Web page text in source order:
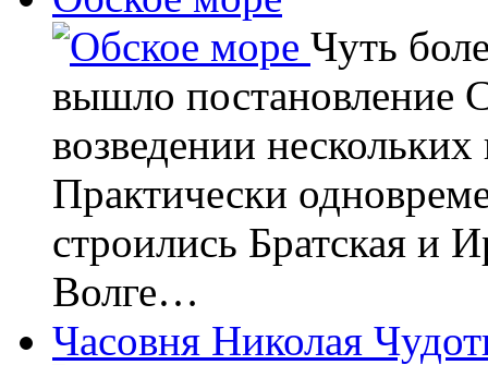
Чуть
вышло постановление
возведении
Практически
строились Братская и
Волге…
Часовня Николая